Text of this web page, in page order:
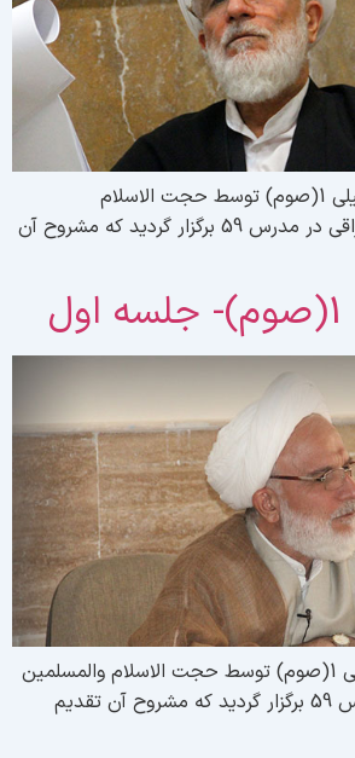
دومین جلسه فقه تکمیلی 1(صوم) توسط حجت الاسلام
والمسلمین محمدی عراقی در مدرس 59 برگزار گردید که مشروح آن
اولین جلسه فقه تکمیلی 1(صوم) توسط حجت الاسلام والمسلمین
محمدی عراقی در مدرس 59 برگزار گردید که مشروح آن تقدیم